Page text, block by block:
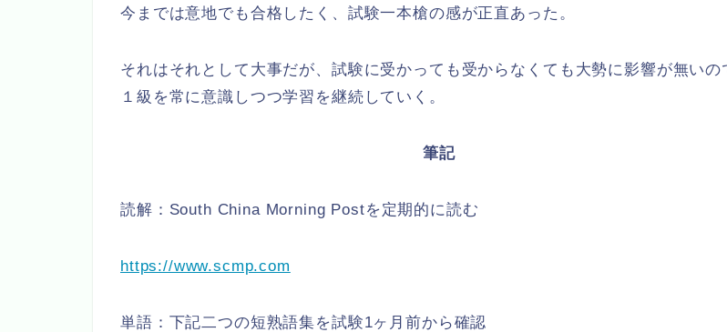
今までは意地でも合格したく、試験一本槍の感が正直あった。
それはそれとして大事だが、試験に受かっても受からなくても大勢に影響が無いの
１級を常に意識しつつ学習を継続していく。
筆記
読解：South China Morning Postを定期的に読む
https://www.scmp.com
単語：下記二つの短熟語集を試験1ヶ月前から確認